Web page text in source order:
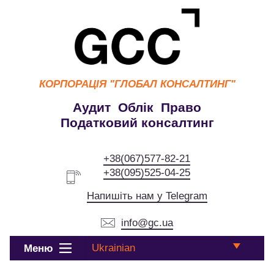
КОРПОРАЦІЯ "ГЛОБАЛ КОНСАЛТИНГ"
Аудит Облік Право
Податковий консалтинг
+38(067)577-82-21
+38(095)525-04-25
Напишіть нам у Telegram
info@gc.ua
Меню Ukrainian